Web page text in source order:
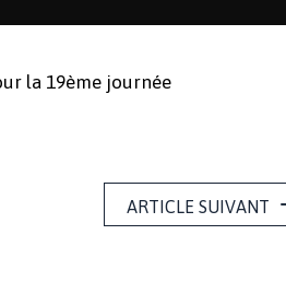
la 19ème journée
ARTICLE SUIVANT